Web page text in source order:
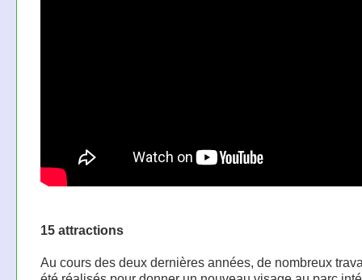
15 attractions
Au cours des deux dernières années, de nombreux